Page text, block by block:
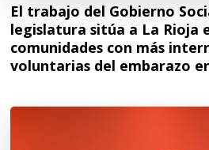
El trabajo del Gobierno
legislatura sitúa a La Rioja
comunidades con más
voluntarias del embarazo